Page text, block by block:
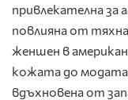
привлекателна за
повлияна от
женшен в
кожата до
вдъхновена от